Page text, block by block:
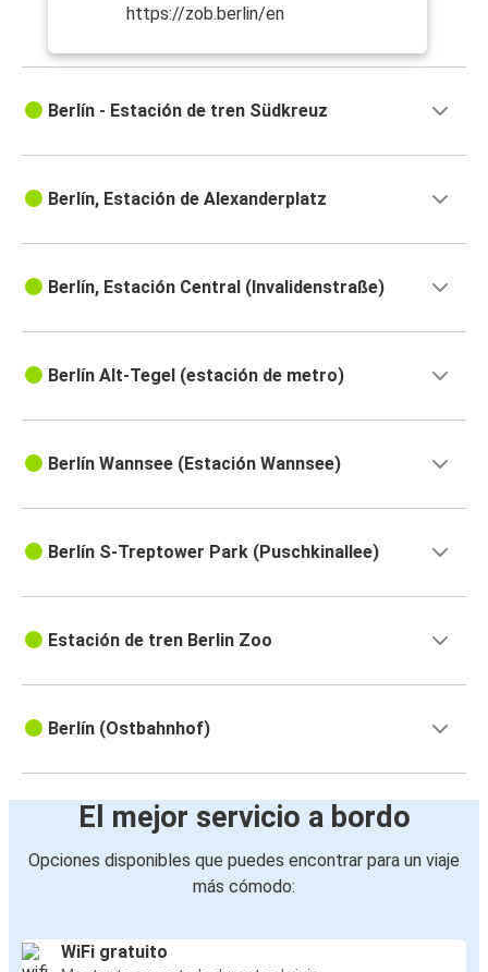
https://zob.berlin/en
Berlín - Estación de tren Südkreuz
Berlín, Estación de Alexanderplatz
Berlín, Estación Central (Invalidenstraße)
Berlín Alt-Tegel (estación de metro)
Berlín Wannsee (Estación Wannsee)
Berlín S-Treptower Park (Puschkinallee)
Estación de tren Berlin Zoo
Berlín (Ostbahnhof)
El mejor servicio a bordo
Opciones disponibles que puedes encontrar para un viaje
más cómodo:
WiFi gratuito